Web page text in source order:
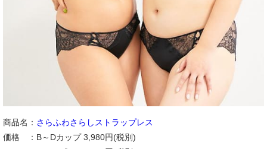
商品名： さらふわさらしストラップレス
価格 ：B～Dカップ 3,980円(税別)